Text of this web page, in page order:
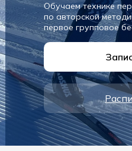
Обучаем технике
по авторской
первое групповое